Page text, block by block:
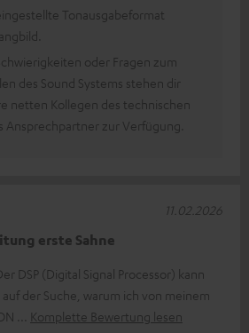
Tonausgabeformat
oder Fragen zum
des Sound Systems stehen dir
netten Kollegen des technischen
Ansprechpartner zur Verfügung.
erste Sahne
DSP (Digital Signal Processor) kann
der Suche, warum ich von meinem
Komplette Bewertung lesen
11.02.2026